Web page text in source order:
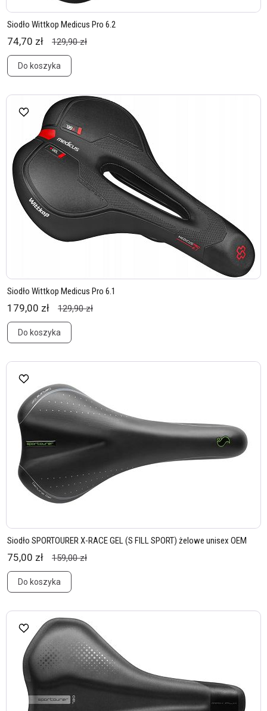
Siodło Wittkop Medicus Pro 6.2
74,70 zł 129,90 zł
Do koszyka
Siodło Wittkop Medicus Pro 6.1
179,00 zł 129,90 zł
Do koszyka
Siodło SPORTOURER X-RACE GEL (S FILL SPORT) żelowe unisex OEM
75,00 zł 159,00 zł
Do koszyka